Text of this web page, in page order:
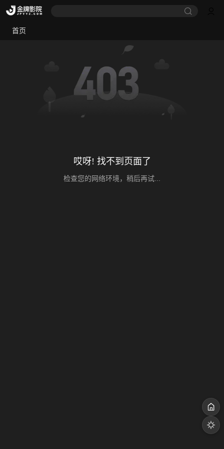
首页
哎呀! 找不到页面了
检查您的网络环境，稍后再试...